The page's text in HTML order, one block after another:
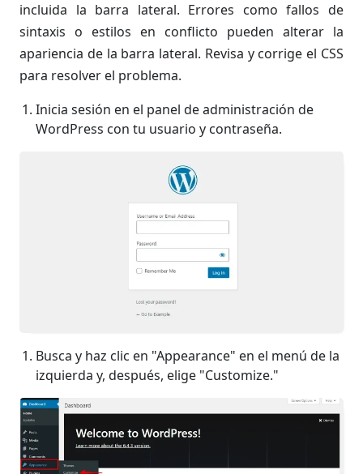
incluida la barra lateral. Errores como fallos de
sintaxis o estilos en conflicto pueden alterar la
apariencia de la barra lateral. Revisa y corrige el CSS
para resolver el problema.
Inicia sesión en el panel de administración de
WordPress con tu usuario y contraseña.
Busca y haz clic en "Appearance" en el menú de la
izquierda y, después, elige "Customize."